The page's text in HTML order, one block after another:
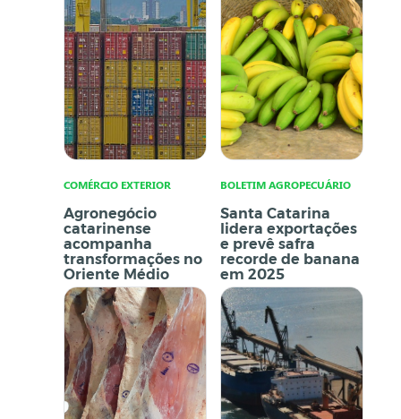
COMÉRCIO EXTERIOR
Agronegócio
catarinense
acompanha
transformações no
Oriente Médio
BOLETIM AGROPECUÁRIO
Santa Catarina
lidera exportações
e prevê safra
recorde de banana
em 2025